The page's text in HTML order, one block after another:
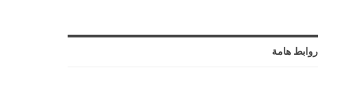
روابط هامة